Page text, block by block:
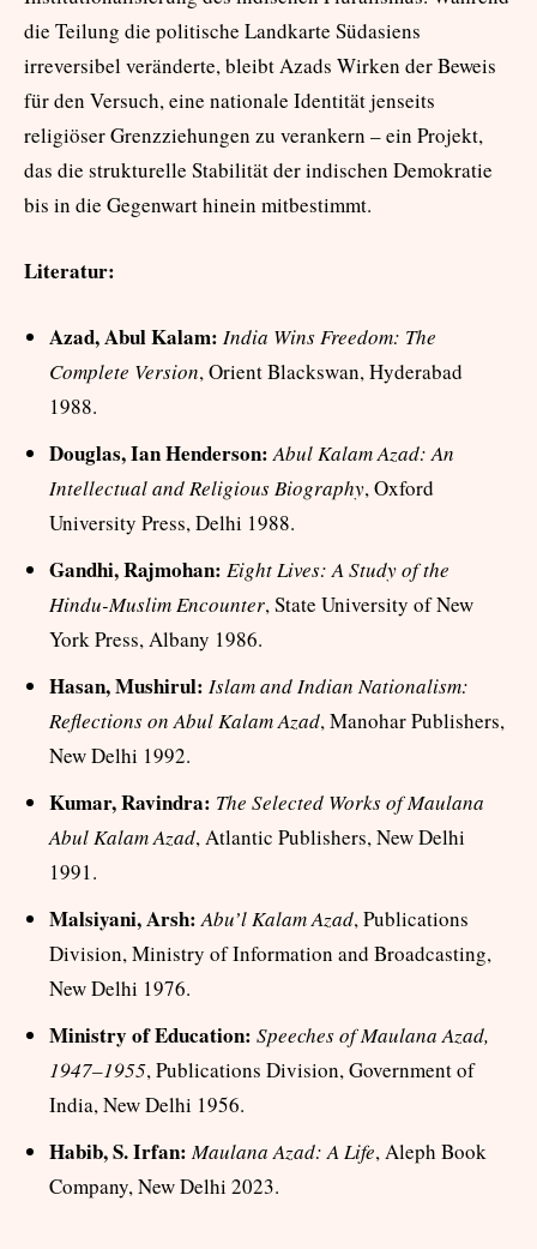
die Teilung die politische Landkarte Südasiens
irreversibel veränderte, bleibt Azads Wirken der Beweis
für den Versuch, eine nationale Identität jenseits
religiöser Grenzziehungen zu verankern – ein Projekt,
das die strukturelle Stabilität der indischen Demokratie
bis in die Gegenwart hinein mitbestimmt.
Literatur:
Azad, Abul Kalam: India Wins Freedom: The
Complete Version, Orient Blackswan, Hyderabad
1988.
Douglas, Ian Henderson: Abul Kalam Azad: An
Intellectual and Religious Biography, Oxford
University Press, Delhi 1988.
Gandhi, Rajmohan: Eight Lives: A Study of the
Hindu-Muslim Encounter, State University of New
York Press, Albany 1986.
Hasan, Mushirul: Islam and Indian Nationalism:
Reflections on Abul Kalam Azad, Manohar Publishers,
New Delhi 1992.
Kumar, Ravindra: The Selected Works of Maulana
Abul Kalam Azad, Atlantic Publishers, New Delhi
1991.
Malsiyani, Arsh: Abu’l Kalam Azad, Publications
Division, Ministry of Information and Broadcasting,
New Delhi 1976.
Ministry of Education: Speeches of Maulana Azad,
1947–1955, Publications Division, Government of
India, New Delhi 1956.
Habib, S. Irfan: Maulana Azad: A Life, Aleph Book
Company, New Delhi 2023.